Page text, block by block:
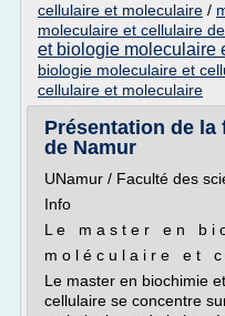
cellulaire et moleculaire /
moleculaire et cellulaire
et biologie moleculaire
biologie moleculaire et
cellulaire et moleculaire
Présentation de
de Namur
UNamur / Faculté des
Info
L e m a s t e r e n b i
m o l é c u l a i r e e t c
Le master en biochimie
cellulaire se concentre